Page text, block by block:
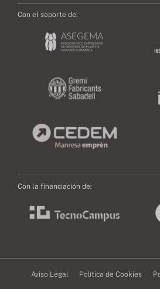
Con el soporte de:
Con la financiación de:
Aviso Legal Política de Cookies